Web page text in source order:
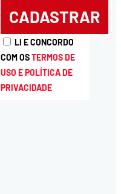
LI E CONCORDO
COM OSTERMOS DE
USO E POLÍTICA DE
PRIVACIDADE